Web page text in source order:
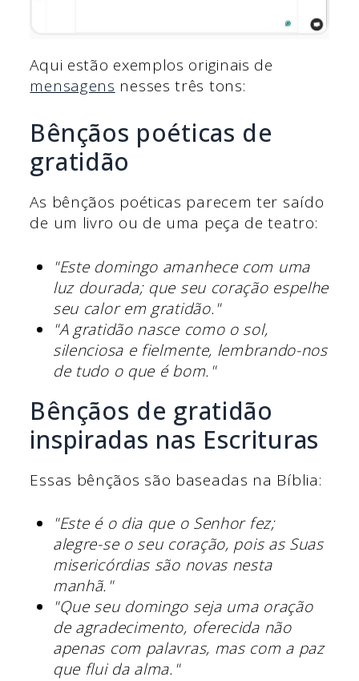
Aqui estão exemplos originais de
mensagens nesses três tons:
Bênçãos poéticas de
gratidão
As bênçãos poéticas parecem ter saído
de um livro ou de uma peça de teatro:
"Este domingo amanhece com uma
luz dourada; que seu coração espelhe
seu calor em gratidão."
"A gratidão nasce como o sol,
silenciosa e fielmente, lembrando-nos
de tudo o que é bom."
Bênçãos de gratidão
inspiradas nas Escrituras
Essas bênçãos são baseadas na Bíblia:
"Este é o dia que o Senhor fez;
alegre-se o seu coração, pois as Suas
misericórdias são novas nesta
manhã."
"Que seu domingo seja uma oração
de agradecimento, oferecida não
apenas com palavras, mas com a paz
que flui da alma."